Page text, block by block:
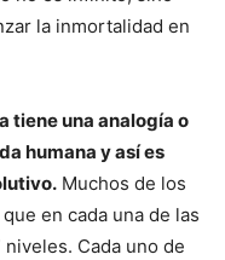
la inmortalidad en
tiene una analogía o
humana y así es
Muchos de los
en cada una de las
Cada uno de